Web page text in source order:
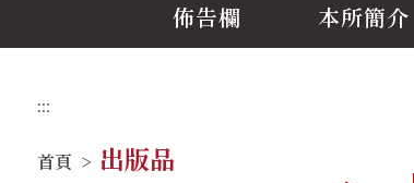
佈告欄 本所簡介
:::
首頁 > 出版品